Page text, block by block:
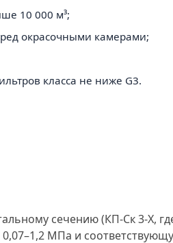
10 000 м³;
окрасочными камерами;
класса не ниже G3.
сечению (КП-Ск 3-Х,
МПа и